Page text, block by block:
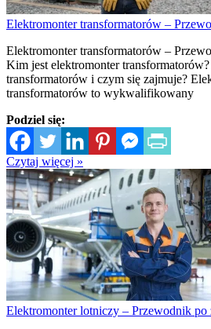
Elektromonter transformatorów –
Elektromonter transformatorów –
Kim jest elektromonter
transformatorów i czym się zajmuje?
transformatorów to wykwalifikowany
Podziel się:
Czytaj więcej »
Elektromonter lotniczy – Przewodnik